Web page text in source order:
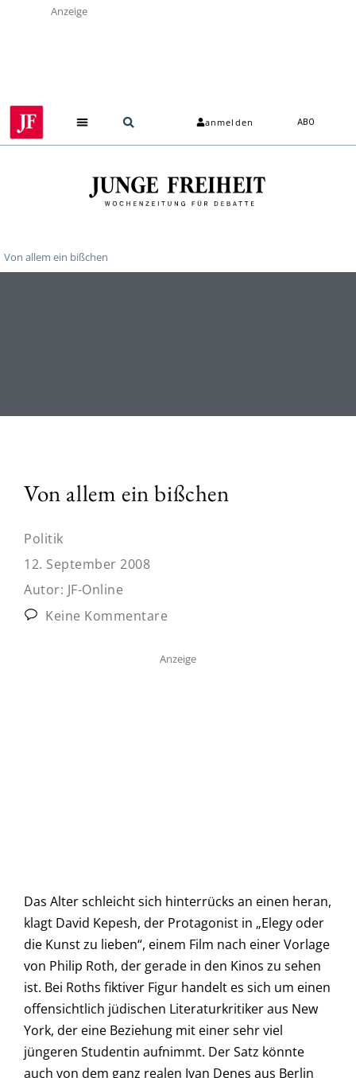
Anzeige
anmelden ABO
Von allem ein bißchen
Von allem ein bißchen
Politik
12. September 2008
Autor: JF-Online
Keine Kommentare
Anzeige
Das Alter schleicht sich hinterrücks an einen heran,
klagt David Kepesh, der Protagonist in „Elegy oder
die Kunst zu lieben“, einem Film nach einer Vorlage
von Philip Roth, der gerade in den Kinos zu sehen
ist. Bei Roths fiktiver Figur handelt es sich um einen
offensichtlich jüdischen Literaturkritiker aus New
York, der eine Beziehung mit einer sehr viel
jüngeren Studentin aufnimmt. Der Satz könnte
auch von dem ganz realen Ivan Denes aus Berlin